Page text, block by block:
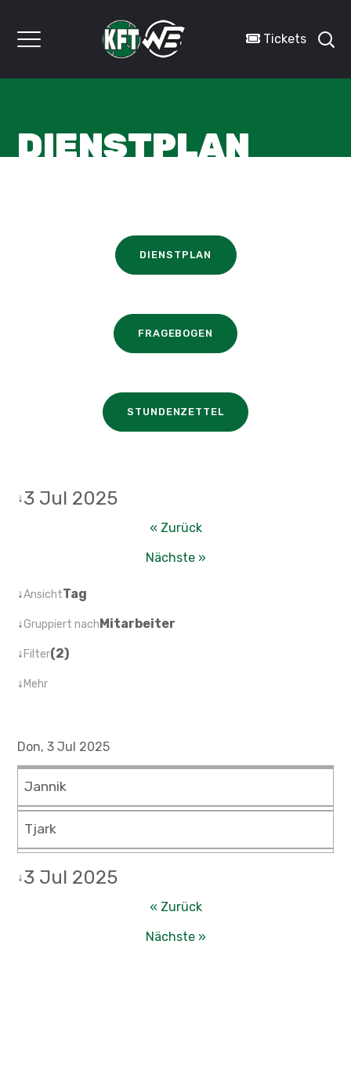
Tickets
DIENSTPLAN
DIENSTPLAN
FRAGEBOGEN
STUNDENZETTEL
↓3 Jul 2025
« Zurück
Nächste »
↓AnsichtTag
↓Gruppiert nachMitarbeiter
↓Filter(2)
↓Mehr
Don, 3 Jul 2025
Jannik
Tjark
↓3 Jul 2025
« Zurück
Nächste »